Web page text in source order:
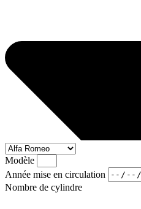
Modèle
Année mise en circulation
Nombre de cylindre